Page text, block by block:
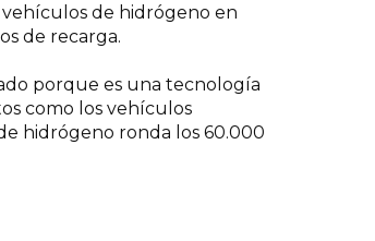
de hidrógeno en
de recarga.
porque es una tecnología
como los vehículos
hidrógeno ronda los 60.000